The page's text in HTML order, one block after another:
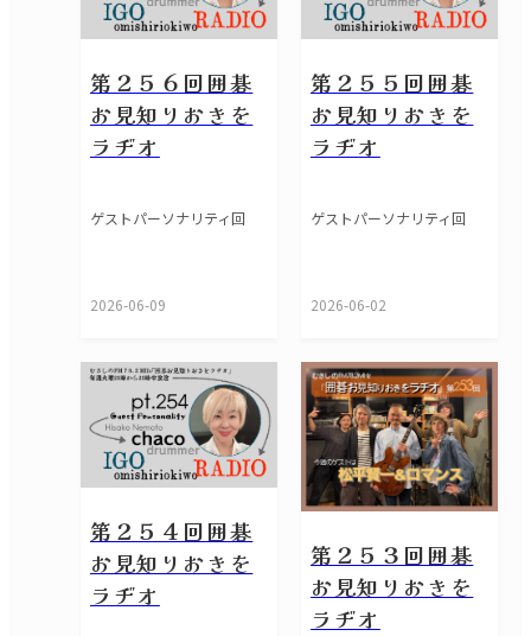
第２５６回囲碁
お見知りおきを
ラヂオ
ゲストパーソナリティ回
2026-06-09
第２５５回囲碁
お見知りおきを
ラヂオ
ゲストパーソナリティ回
2026-06-02
第２５４回囲碁
お見知りおきを
ラヂオ
第２５３回囲碁
お見知りおきを
ラヂオ